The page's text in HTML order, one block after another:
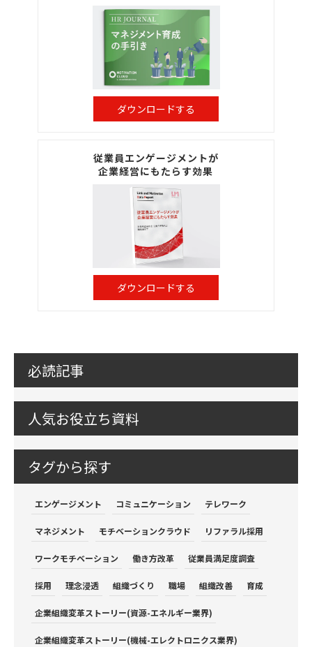
ダウンロードする
従業員エンゲージメントが
企業経営にもたらす効果
ダウンロードする
必読記事
人気お役立ち資料
タグから探す
エンゲージメント コミュニケーション テレワーク
マネジメント モチベーションクラウド リファラル採用
ワークモチベーション 働き方改革 従業員満足度調査
採用 理念浸透 組織づくり 職場 組織改善 育成
企業組織変革ストーリー(資源-エネルギー業界)
企業組織変革ストーリー(機械-エレクトロニクス業界)